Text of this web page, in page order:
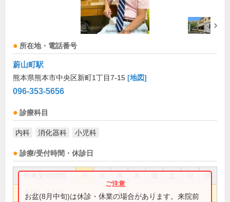
所在地・電話番号
蔚山町駅
熊本県熊本市中央区新町1丁目7-15 [地図]
096-353-5656
診療科目
内科 消化器科 小児科
診療/受付時間・休診日
祝
9:00～12:00 ● ● ● ● ●
お盆(8月中旬)は休診・休業の場合があります。来院前